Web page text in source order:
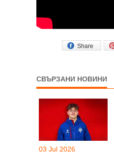
Share
СВЪРЗАНИ НОВИНИ
03 Jul 2026